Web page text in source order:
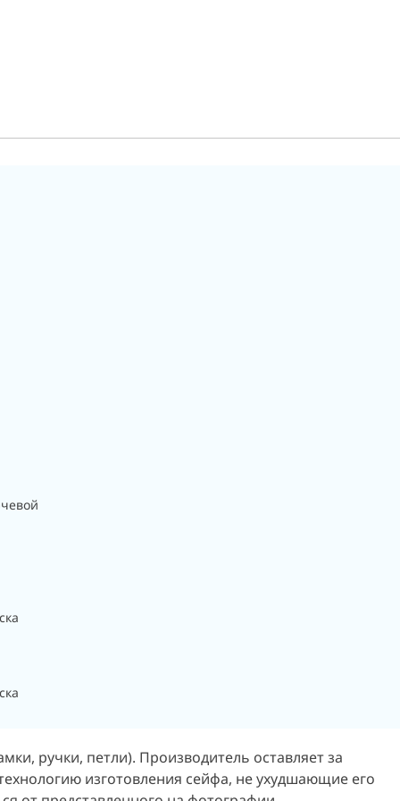
ручки, петли). Производитель оставляет за
изготовления сейфа, не ухудшающие его